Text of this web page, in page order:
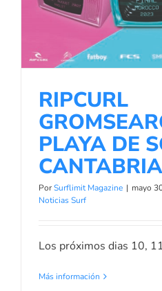
RIPCURL
PLAYA DE
CANTABRIA
PorSurflimit Magazine | mayo
Noticias Surf
Los próximos dias 10,
Más información